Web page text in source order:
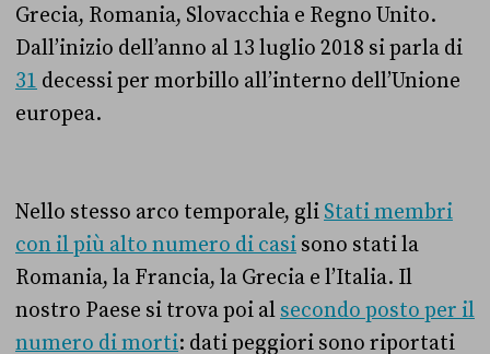
Grecia, Romania, Slovacchia e Regno Unito.
Dall’inizio dell’anno al 13 luglio 2018 si parla di
31 decessi per morbillo all’interno dell’Unione
europea.
Nello stesso arco temporale, gli Stati membri
con il più alto numero di casi sono stati la
Romania, la Francia, la Grecia e l’Italia. Il
nostro Paese si trova poi al secondo posto per il
numero di morti: dati peggiori sono riportati